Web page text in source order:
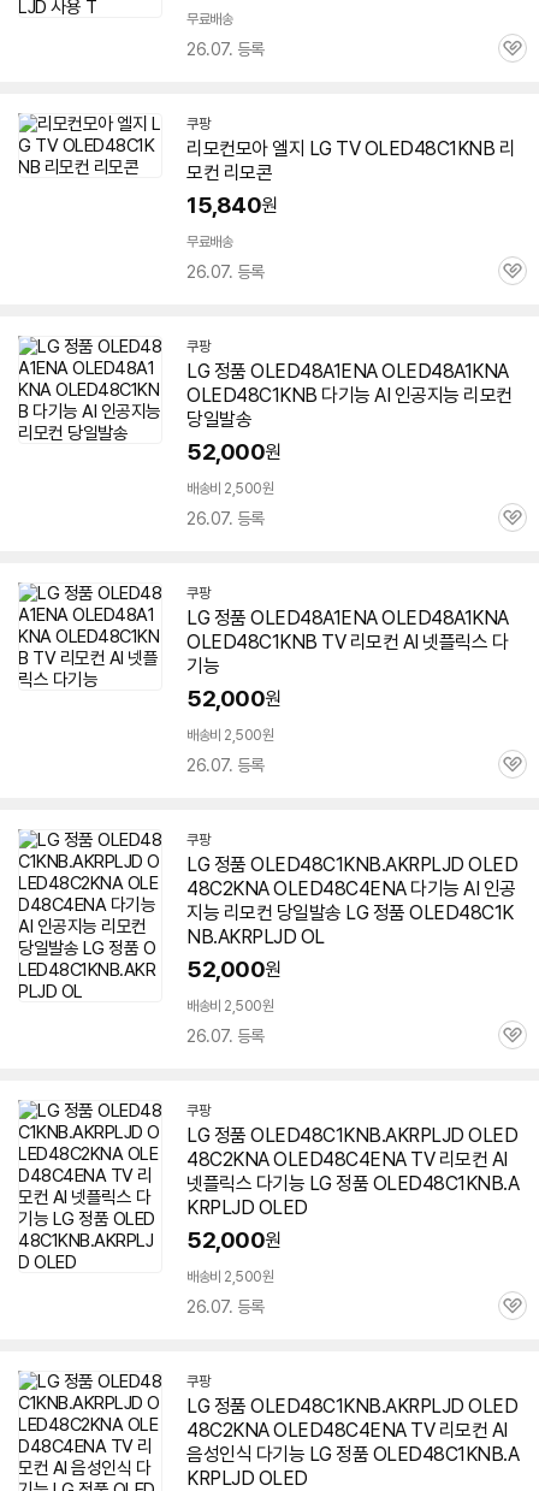
무료배송
26.07. 등록
관
쿠팡
리모컨모아 엘지 LG TV OLED48C1KNB 리
모컨 리모콘
15,840원
무료배송
26.07. 등록
관
쿠팡
LG 정품 OLED48A1ENA OLED48A1KNA
OLED48C1KNB 다기능 AI 인공지능 리모컨
당일발송
52,000원
배송비 2,500원
26.07. 등록
관
쿠팡
LG 정품 OLED48A1ENA OLED48A1KNA
OLED48C1KNB TV 리모컨 AI 넷플릭스 다
기능
52,000원
배송비 2,500원
26.07. 등록
관
쿠팡
LG 정품 OLED48C1KNB.AKRPLJD OLED
48C2KNA OLED48C4ENA 다기능 AI 인공
지능 리모컨 당일발송 LG 정품 OLED48C1K
NB.AKRPLJD OL
52,000원
배송비 2,500원
26.07. 등록
관
쿠팡
LG 정품 OLED48C1KNB.AKRPLJD OLED
48C2KNA OLED48C4ENA TV 리모컨 AI
넷플릭스 다기능 LG 정품 OLED48C1KNB.A
KRPLJD OLED
52,000원
배송비 2,500원
26.07. 등록
관
쿠팡
LG 정품 OLED48C1KNB.AKRPLJD OLED
48C2KNA OLED48C4ENA TV 리모컨 AI
음성인식 다기능 LG 정품 OLED48C1KNB.A
KRPLJD OLED